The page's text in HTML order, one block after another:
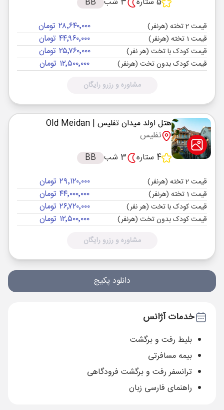
قیمت 2 تخته (هرنفر) ۲۸٬۶۴۰٬۰۰۰ تومان
قیمت 1 تخته (هرنفر) ۴۴٬۹۶۰٬۰۰۰ تومان
قیمت کودک با تخت (هر نفر) ۲۵٬۷۶۰٬۰۰۰ تومان
قیمت کودک بدون تخت (هرنفر) ۱۲٬۵۰۰٬۰۰۰ تومان
مشاوره و رزرو رایگان
هتل اولد میدان تفلیس | Old Meidan
تفلیس
4 ستاره
3 شب BB
قیمت 2 تخته (هرنفر) ۲۹٬۱۲۰٬۰۰۰ تومان
قیمت 1 تخته (هرنفر) ۴۴٬۰۰۰٬۰۰۰ تومان
قیمت کودک با تخت (هر نفر) ۲۶٬۷۲۰٬۰۰۰ تومان
قیمت کودک بدون تخت (هرنفر) ۱۲٬۵۰۰٬۰۰۰ تومان
مشاوره و رزرو رایگان
دانلود پکیج
خدمات آژانس
بلیط رفت و برگشت
بیمه مسافرتی
ترانسفر رفت و برگشت فرودگاهی
راهنمای فارسی زبان